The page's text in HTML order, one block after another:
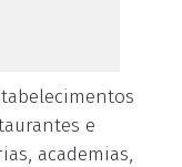
e
academias,